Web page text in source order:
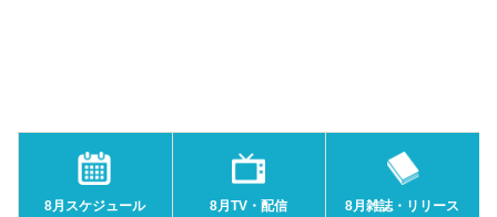
8月スケジュール 8月TV・配信 8月雑誌・リリース